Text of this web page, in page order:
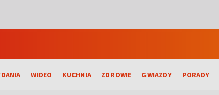
WIDEO KUCHNIA ZDROWIE GWIAZDY PORADY